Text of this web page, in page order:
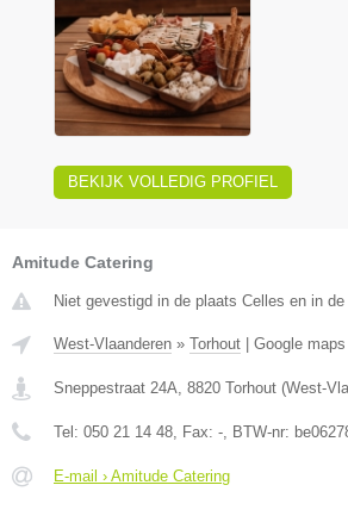
BEKIJK VOLLEDIG PROFIEL
Amitude Catering
Niet gevestigd in de plaats Celles en in de
West-Vlaanderen » Torhout | Google maps
Sneppestraat 24A 8820 Torhout (West-
Tel: 050 21 14 48 , Fax: - , BTW-nr:
E-mail › Amitude Catering